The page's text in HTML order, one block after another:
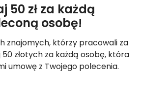
50 zł za każdą
osobę!
znajomych, którzy pracowali za
złotych za każdą osobę, która
umowę z Twojego polecenia.